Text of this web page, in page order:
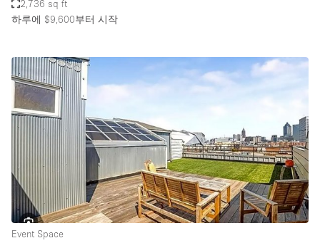
2,736 sq ft
하루에 $9,600부터 시작
Event Space